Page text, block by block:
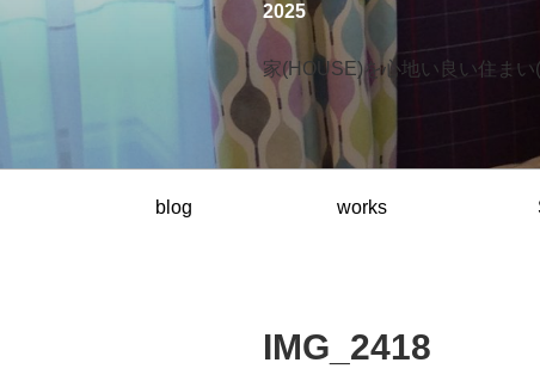
2025
家(HOUSE)を心地い良い住まい
blog works
IMG_2418